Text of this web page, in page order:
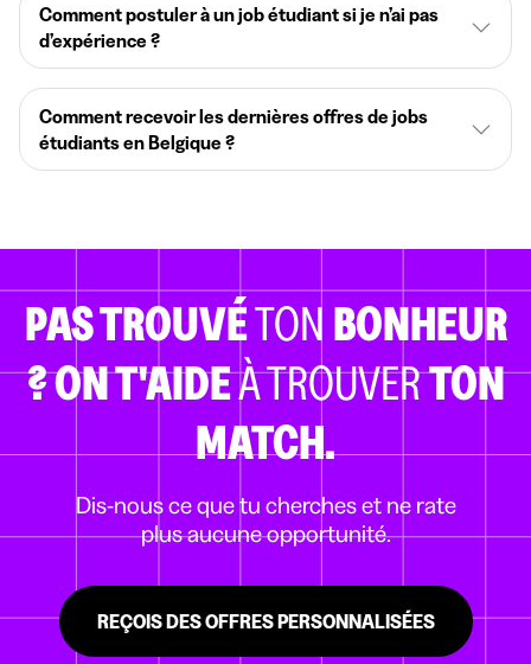
Comment postuler à un job étudiant si je n’ai pas
d’expérience ?
Comment recevoir les dernières offres de jobs
étudiants en Belgique ?
PAS TROUVÉTON BONHEUR
?ON T'AIDEÀ TROUVERTON
MATCH.
Dis-nous ce que tu cherches et ne rate
plus aucune opportunité.
REÇOIS DES OFFRES PERSONNALISÉES